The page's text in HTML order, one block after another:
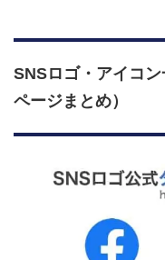
SNSロゴ・アイコ
ページまとめ）